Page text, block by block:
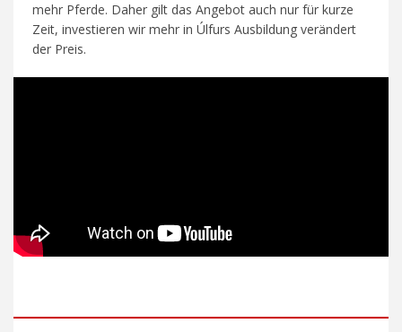
mehr Pferde. Daher gilt das Angebot auch nur für kurze
Zeit, investieren wir mehr in Úlfurs Ausbildung verändert
der Preis.